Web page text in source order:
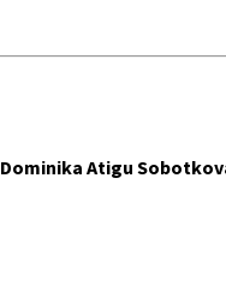
Dominika Atigu